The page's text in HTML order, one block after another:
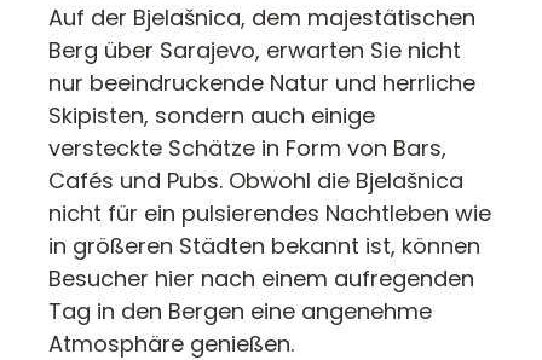
Auf der Bjelašnica, dem majestätischen
Berg über Sarajevo, erwarten Sie nicht
nur beeindruckende Natur und herrliche
Skipisten, sondern auch einige
versteckte Schätze in Form von Bars,
Cafés und Pubs. Obwohl die Bjelašnica
nicht für ein pulsierendes Nachtleben wie
in größeren Städten bekannt ist, können
Besucher hier nach einem aufregenden
Tag in den Bergen eine angenehme
Atmosphäre genießen.